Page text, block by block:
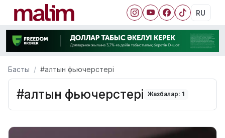
RU
Басты #алтын фьючерстері
#алтын фьючерстері Жазбалар: 1